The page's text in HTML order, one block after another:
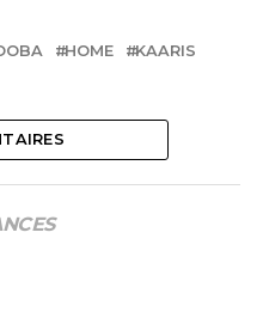
HOME KAARIS